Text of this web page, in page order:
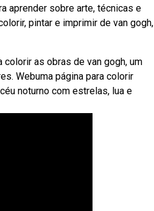
aprender sobre arte, técnicas e
pintar e imprimir de van gogh,
as obras de van gogh, um
Webuma página para colorir
noturno com estrelas, lua e